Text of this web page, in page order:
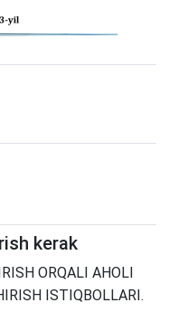
kerak
ORQALI AHOLI
ISTIQBOLLARI.